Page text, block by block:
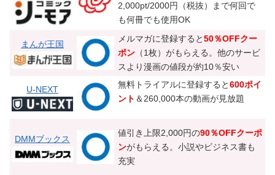
2,000pt/2000円（税抜）まで何回で
も何冊でも使用OK
まんが王国
メルマガに登録すると 50％OFFクー
ポン （1枚）がもらえる。他のサービ
スより漫画の値段が約10％安い
U-NEXT
無料トライアルに登録すると 600ポイ
ント ＆260,000本の動画が見放題
DMMブックス
値引き上限2,000円の90％OFFクーポ
ンがもらえる。小説やビジネス書も
充実